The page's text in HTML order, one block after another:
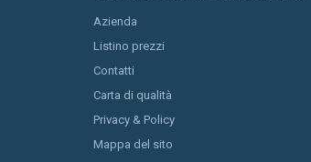
Azienda
Listino prezzi
Contatti
Carta di qualità
Privacy & Policy
Mappa del sito